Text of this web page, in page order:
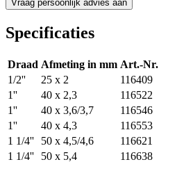
Specificaties
Draad Afmeting in mm Art.-Nr.
1/2''
25 x 2
116409
1''
40 x 2,3
116522
1''
40 x 3,6/3,7
116546
1''
40 x 4,3
116553
1 1/4''
50 x 4,5/4,6
116621
1 1/4''
50 x 5,4 116638